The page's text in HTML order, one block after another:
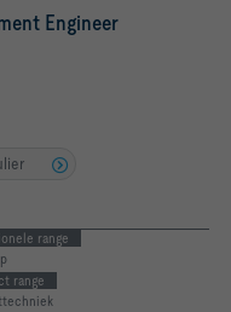
Engineer
range
range